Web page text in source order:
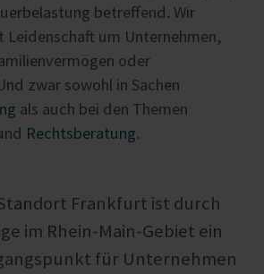
betreffend. Wir
Leidenschaft um Unternehmen,
oder
zwar sowohl in Sachen
als auch bei den Themen
Rechtsberatung.
Frankfurt ist durch
im Rhein-Main-Gebiet ein
für Unternehmen